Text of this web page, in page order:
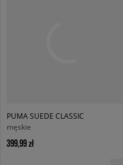
PUMA SUEDE CLASSIC
męskie
399,99 zł